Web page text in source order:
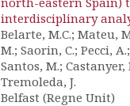
interdisciplinary
Belarte, M.C.; Mateu,
M.; Saorin, C.; Pecci,
Santos, M.; Castanyer,
Tremoleda, J.
Belfast (Regne Unit)